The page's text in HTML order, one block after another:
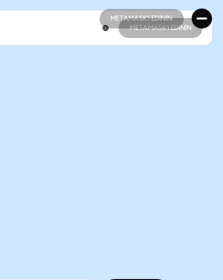
METAMASK'I EDİNİN
METAMASK'I EDİNİN
METAMASK'I EDİNİN